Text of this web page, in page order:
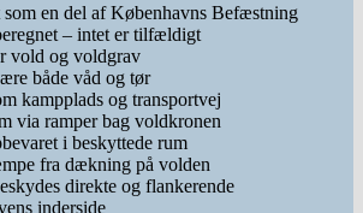
som en del af Københavns Befæstning
– intet er tilfældigt
vold og voldgrav
både våd og tør
kampplads og transportvej
via ramper bag voldkronen
i beskyttede rum
fra dækning på volden
direkte og flankerende
inderside